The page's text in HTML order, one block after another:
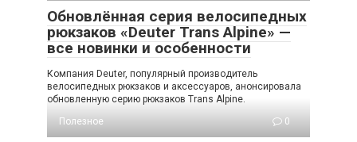
Обновлённая серия велосипедных
рюкзаков «Deuter Trans Alpine» —
все новинки и особенности
Компания Deuter, популярный производитель
велосипедных рюкзаков и аксессуаров, анонсировала
обновленную серию рюкзаков Trans Alpine.
Полезное
0